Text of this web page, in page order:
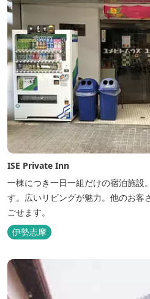
ISE Private Inn
一棟につき一日一組だけの宿泊施設
す。広いリビングが魅力。他のお客
ごせます。
伊勢志摩